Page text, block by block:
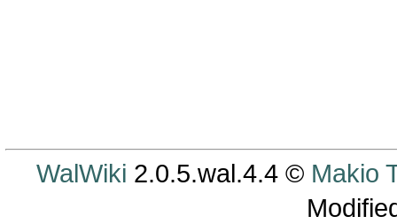
WalWiki 2.0.5.wal.4.4 © Makio